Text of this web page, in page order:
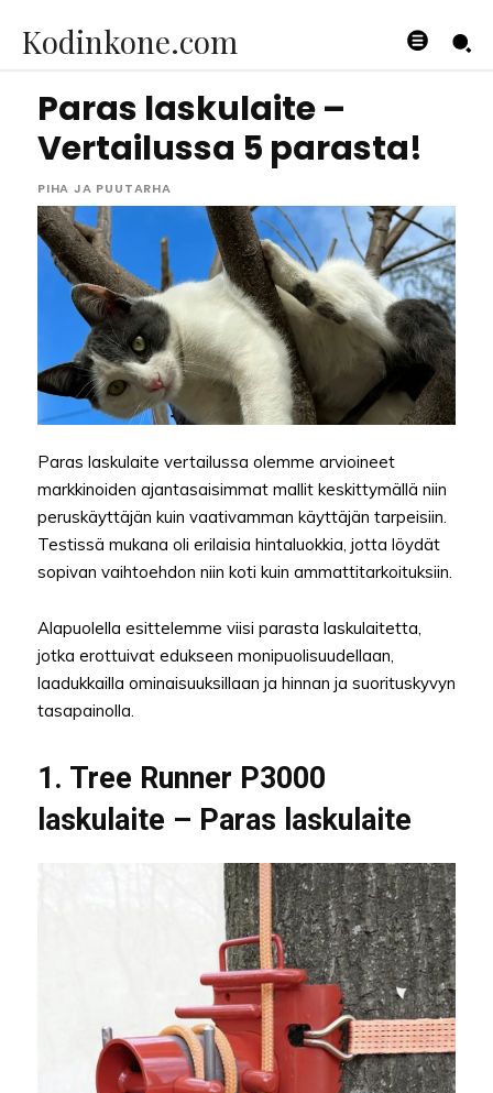
Kodinkone.com
Paras laskulaite –
Vertailussa 5 parasta!
PIHA JA PUUTARHA
Paras laskulaite vertailussa olemme arvioineet
markkinoiden ajantasaisimmat mallit keskittymällä niin
peruskäyttäjän kuin vaativamman käyttäjän tarpeisiin.
Testissä mukana oli erilaisia hintaluokkia, jotta löydät
sopivan vaihtoehdon niin koti kuin ammattitarkoituksiin.
Alapuolella esittelemme viisi parasta laskulaitetta,
jotka erottuivat edukseen monipuolisuudellaan,
laadukkailla ominaisuuksillaan ja hinnan ja suorituskyvyn
tasapainolla.
1. Tree Runner P3000
laskulaite – Paras laskulaite